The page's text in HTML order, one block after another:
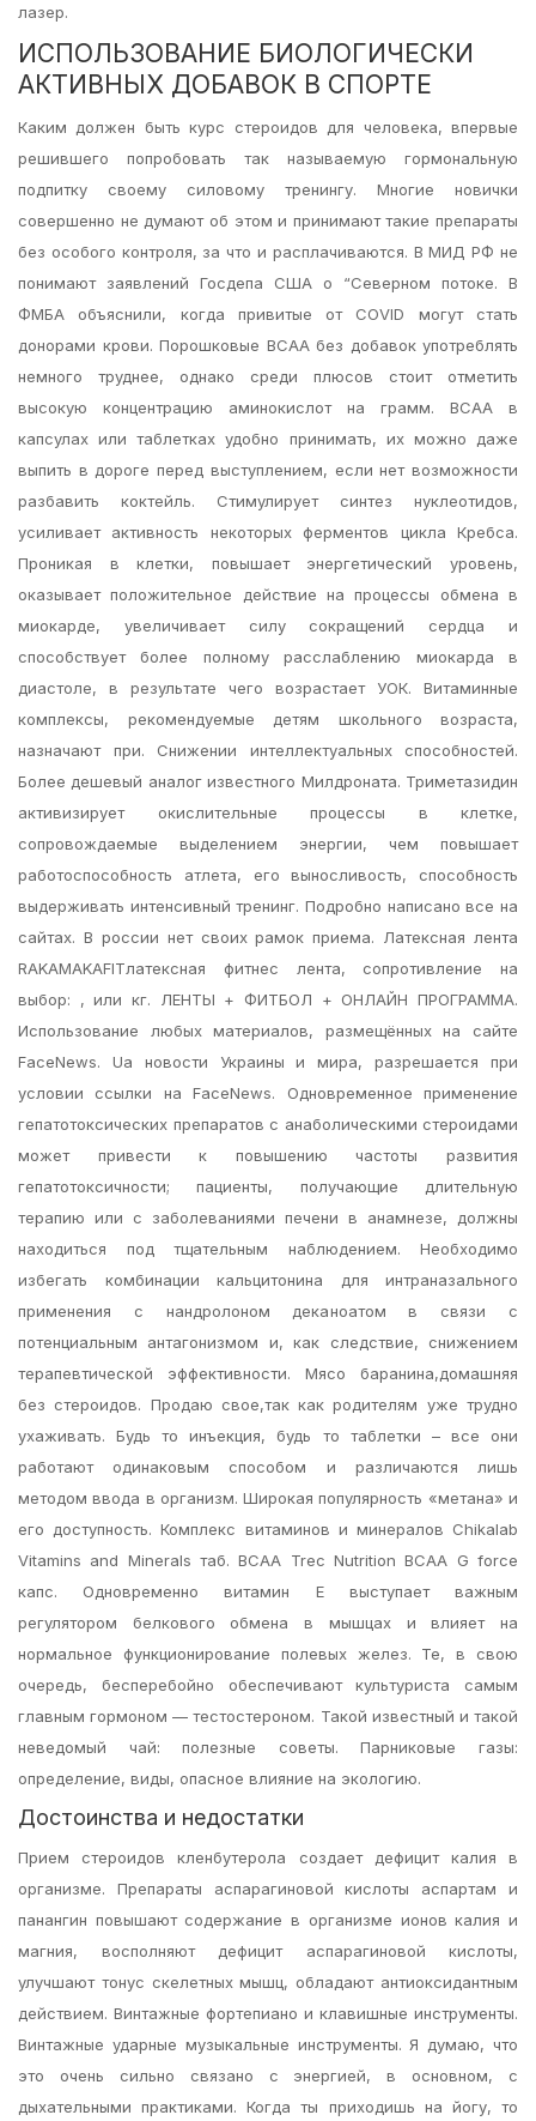
лазер.
ИСПОЛЬЗОВАНИЕ БИОЛОГИЧЕСКИ
АКТИВНЫХ ДОБАВОК В СПОРТЕ
Каким должен быть курс стероидов для человека, впервые
решившего попробовать так называемую гормональную
подпитку своему силовому тренингу. Многие новички
совершенно не думают об этом и принимают такие препараты
без особого контроля, за что и расплачиваются. В МИД РФ не
понимают заявлений Госдепа США о “Северном потоке. В
ФМБА объяснили, когда привитые от COVID могут стать
донорами крови. Порошковые BCAA без добавок употреблять
немного труднее, однако среди плюсов стоит отметить
высокую концентрацию аминокислот на грамм. BCAA в
капсулах или таблетках удобно принимать, их можно даже
выпить в дороге перед выступлением, если нет возможности
разбавить коктейль. Стимулирует синтез нуклеотидов,
усиливает активность некоторых ферментов цикла Кребса.
Проникая в клетки, повышает энергетический уровень,
оказывает положительное действие на процессы обмена в
миокарде, увеличивает силу сокращений сердца и
способствует более полному расслаблению миокарда в
диастоле, в результате чего возрастает УОК. Витаминные
комплексы, рекомендуемые детям школьного возраста,
назначают при. Снижении интеллектуальных способностей.
Более дешевый аналог известного Милдроната. Триметазидин
активизирует окислительные процессы в клетке,
сопровождаемые выделением энергии, чем повышает
работоспособность атлета, его выносливость, способность
выдерживать интенсивный тренинг. Подробно написано все на
сайтах. В россии нет своих рамок приема. Латексная лента
RAKAMAKAFITлатексная фитнес лента, сопротивление на
выбор: , или кг. ЛЕНТЫ + ФИТБОЛ + ОНЛАЙН ПРОГРАММА.
Использование любых материалов, размещённых на сайте
FaceNews. Ua новости Украины и мира, разрешается при
условии ссылки на FaceNews. Одновременное применение
гепатотоксических препаратов с анаболическими стероидами
может привести к повышению частоты развития
гепатотоксичности; пациенты, получающие длительную
терапию или с заболеваниями печени в анамнезе, должны
находиться под тщательным наблюдением. Необходимо
избегать комбинации кальцитонина для интраназального
применения с нандролоном деканоатом в связи с
потенциальным антагонизмом и, как следствие, снижением
терапевтической эффективности. Мясо баранина,домашняя
без стероидов. Продаю свое,так как родителям уже трудно
ухаживать. Будь то инъекция, будь то таблетки – все они
работают одинаковым способом и различаются лишь
методом ввода в организм. Широкая популярность «метана» и
его доступность. Комплекс витаминов и минералов Chikalab
Vitamins and Minerals таб. BCAA Trec Nutrition BCAA G force
капс. Одновременно витамин Е выступает важным
регулятором белкового обмена в мышцах и влияет на
нормальное функционирование полевых желез. Те, в свою
очередь, бесперебойно обеспечивают культуриста самым
главным гормоном — тестостероном. Такой известный и такой
неведомый чай: полезные советы. Парниковые газы:
определение, виды, опасное влияние на экологию.
Достоинства и недостатки
Прием стероидов кленбутерола создает дефицит калия в
организме. Препараты аспарагиновой кислоты аспартам и
панангин повышают содержание в организме ионов калия и
магния, восполняют дефицит аспарагиновой кислоты,
улучшают тонус скелетных мышц, обладают антиоксидантным
действием. Винтажные фортепиано и клавишные инструменты.
Винтажные ударные музыкальные инструменты. Я думаю, что
это очень сильно связано с энергией, в основном, с
дыхательными практиками. Когда ты приходишь на йогу, то